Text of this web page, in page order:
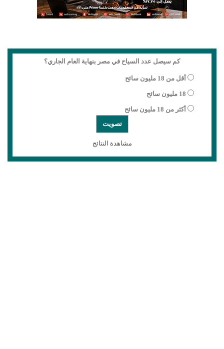
كم سيصل عدد السياح في مصر بنهاية العام الجاري؟
أقل من 18 مليون سائح
18 مليون سائح
أكثر من 18 مليون سائح
مشاهدة النتائج